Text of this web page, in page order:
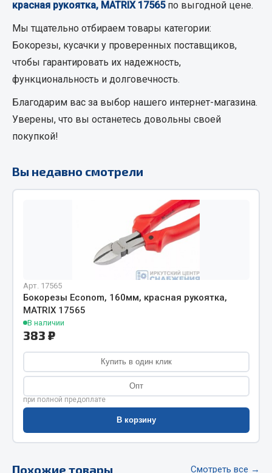
Хомуты
Показать ещё
Весь раздел
Соединительные элементы
Camozzi
Трубки, муфты, гайки
Инструмент
Автомобильный инструмент
Крепежный инструмент
Режущий инструмент
Силовое оборудование
Слесарный инструмент
красная рукоятка, MATRIX 17565по выгодной цене.
Мы тщательно отбираем товары категории:
Бокорезы, кусачки у проверенных поставщиков,
чтобы гарантировать их надежность,
функциональность и долговечность.
Благодарим вас за выбор нашего интернет-магазина.
Уверены, что вы останетесь довольны своей
покупкой!
Вы недавно смотрели
Арт. 17565
Бокорезы Econom, 160мм, красная рукоятка,
MATRIX 17565
В наличии
383 ₽
Купить в один клик
Опт
при полной предоплате
В корзину
Похожие товары Смотреть все →